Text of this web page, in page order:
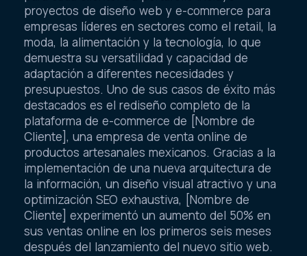
proyectos de diseño web y e-commerce para
empresas líderes en sectores como el retail, la
moda, la alimentación y la tecnología, lo que
demuestra su versatilidad y capacidad de
adaptación a diferentes necesidades y
presupuestos. Uno de sus casos de éxito más
destacados es el rediseño completo de la
plataforma de e-commerce de [Nombre de
Cliente], una empresa de venta online de
productos artesanales mexicanos. Gracias a la
implementación de una nueva arquitectura de
la información, un diseño visual atractivo y una
optimización SEO exhaustiva, [Nombre de
Cliente] experimentó un aumento del 50% en
sus ventas online en los primeros seis meses
después del lanzamiento del nuevo sitio web.